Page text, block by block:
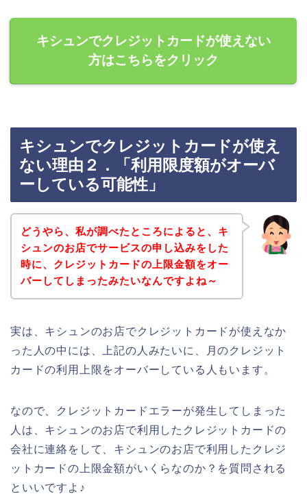
キシュンでクレジットカードが使えない
方はこちらをクリック
キシュンでクレジットカードが使え
ない理由２．「利用限度額がオーバ
ーしている可能性」
どうやら、私が調べたところによると、キ
シュンのお店でサービスの申し込みをした
時に、クレジットカードの上限金額をオー
バーしてしまったみたいなんですよね～
実は、キシュンのお店でクレジットカードが使えなか
った人の中には、上記の人みたいに、月のクレジット
カードの利用上限をオーバーしている人もいます。
なので、クレジットカードエラーが発生してしまった
人は、キシュンのお店で利用したクレジットカードの
会社に連絡をして、キシュンのお店で利用したクレジ
ットカードの上限金額がいくらなのか？を質問される
といいですよ♪